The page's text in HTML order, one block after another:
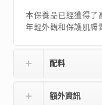
本保養品已經獲得了
年輕外觀和保護肌膚
配料
額外資訊